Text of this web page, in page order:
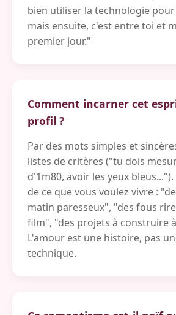
bien utiliser la technologie
mais ensuite, c'est entre toi et
premier jour."
Comment incarner cet
profil ?
Par des mots simples et
listes de critères ("tu dois
d'1m80, avoir les yeux
de ce que vous voulez vivre :
matin paresseux", "des fous
film", "des projets à construire
L'amour est une histoire, pas
technique.